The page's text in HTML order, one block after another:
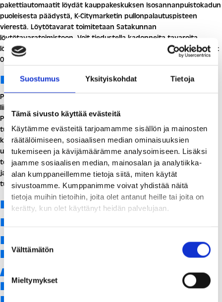
Suostumus Yksityiskohdat Tietoja
Tämä sivusto käyttää evästeitä
Käytämme evästeitä tarjoamamme sisällön ja mainosten
räätälöimiseen, sosiaalisen median ominaisuuksien
tukemiseen ja kävijämäärämme analysoimiseen. Lisäksi
jaamme sosiaalisen median, mainosalan ja analytiikka-
alan kumppaneillemme tietoja siitä, miten käytät
sivustoamme. Kumppanimme voivat yhdistää näitä
tietoja muihin tietoihin, joita olet antanut heille tai joita on
kerätty, kun olet käyttänyt heidän palvelujaan.
valinta
Välttämätön
Mieltymykset
pakettiautomaatit löydät kauppakeskuksen Isosannanpuistokadun
puoleisesta päädystä, K-Citymarketin pullonpalautuspisteen
vierestä. Löytötavarat toimitetaan Satakunnan
löytötavaratoimistoon. Voit tiedustella kadonneita tavaroita
löytötavaratoimistosta: Osoite: Isolinnankatu 7, 28100 Pori Puhelin:
0600 14111 (puhelun hinta 1,99€/min +pvm)
Puuvillan Apteekki
Puuvillan Apteekki palvelee lääkkeisiin, terveyteen ja hyvinvointiin
liittyvissä asioissa kauppakeskuksen ensimmäisessä kerroksessa.
Puuvillan Apteekki on koko perheen apteekki, josta löytyy
tuotteita ja asiantuntemusta kaikenikäisten ja erilaisista vaivoista
kärsivien perheenjäsenten tarpeisiin, lemmikkejä myöskään
unohtamatta. Pyrimme opastamaan ja auttamaan sinua myös
terveyden ja kauneuden ylläpidossa sekä sairauksien ehkäisyssä
ja tarjoamme laajan valikoiman näihin tarkoituksiin liittyviä
tuotteita. Meillä […]
Puuvilla -lehti
Puuvilla ennen ja nyt
Puuvillan tilaisuuksien
korona-ohjeistus
Arttu Tuomisen
kirjajulkkarit Puuvillassa